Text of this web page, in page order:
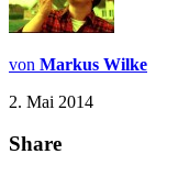
von Markus Wilke
2. Mai 2014
Share